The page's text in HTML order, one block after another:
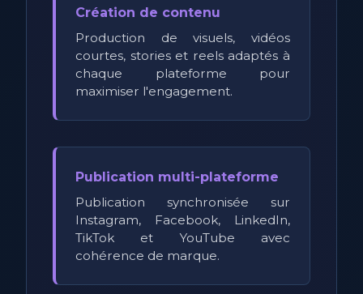
Création de contenu
Production de visuels, vidéos
courtes, stories et reels adaptés à
chaque plateforme pour
maximiser l'engagement.
Publication multi-plateforme
Publication synchronisée sur
Instagram, Facebook, LinkedIn,
TikTok et YouTube avec
cohérence de marque.